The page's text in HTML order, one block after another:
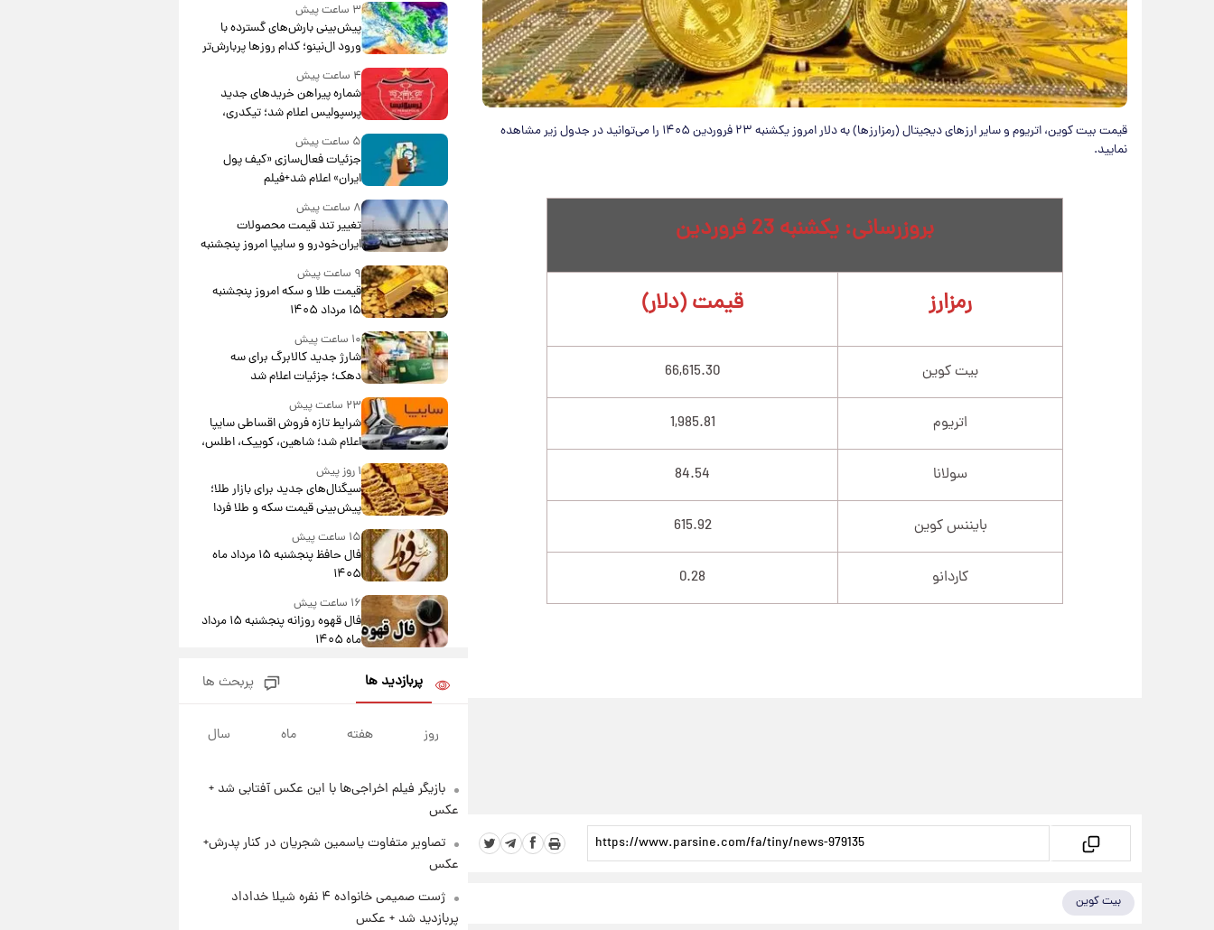
قیمت بیت کوین، اتریوم و سایر ارز‌های دیجیتال (رمزارزها) به دلار امروز یکشنبه ۲۳ فروردین ۱۴۰۵ را می‌توانید در جدول زیر مشاهده
نمایید.
بروزرسانی: یکشنبه 23 فروردین
رمزارز قیمت (دلار)
بیت کوین 66,615.30
اتریوم 1,985.81
سولانا 84.54
بایننس کوین 615.92
کاردانو 0.28
بیت کوین
۳ ساعت پیش
پیش‌بینی بارش‌های گسترده با
ورود ال‌نینو؛ کدام روزها پربارش‌تر
خواهند بود؟
۴ ساعت پیش
شماره پیراهن خریدهای جدید
پرسپولیس اعلام شد؛ تیکدری،
محبی و سرگیف با اعداد ویژه
۵ ساعت پیش
جزئیات فعال‌سازی «کیف پول
ایران» اعلام شد+فیلم
۸ ساعت پیش
تغییر تند قیمت محصولات
ایران‌خودرو و سایپا امروز پنجشنبه
۹ ساعت پیش
قیمت طلا و سکه امروز پنجشنبه
۱۵ مرداد ۱۴۰۵
۱۰ ساعت پیش
شارژ جدید کالابرگ برای سه
دهک؛ جزئیات اعلام شد
۲۳ ساعت پیش
شرایط تازه فروش اقساطی سایپا
اعلام شد؛ شاهین، کوییک، اطلس،
سهند و ساینا با اقساط بلندمدت +
جدول۱ روز پیش
سیگنال‌های جدید برای بازار طلا؛
پیش‌بینی قیمت سکه و طلا فردا
۱۵ ساعت پیش
فال حافظ پنجشنبه ۱۵ مرداد ماه
۱۴۰۵
۱۶ ساعت پیش
فال قهوه روزانه پنجشنبه ۱۵ مرداد
ماه ۱۴۰۵
فال روزانه واقعی پنجشنبه ۱۵
مرداد ۱۴۰۵
۱ روز پیش
تولید سایپا؛ نام خودرو، مبلغ پیش
پرداخت و زمان تحویل | سود
مشخص شد
پربازدید ها پربحث ها
روز هفته ماه سال
بازیگر فیلم اخراجی‌ها با این عکس آفتابی شد +
عکس
تصاویر متفاوت یاسمین شجریان در کنار پدرش+
عکس
ژست صمیمی خانواده ۴ نفره شیلا خداداد
پربازدید شد + عکس